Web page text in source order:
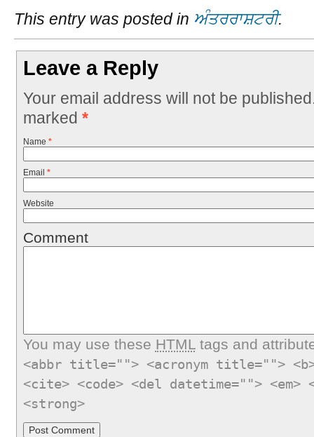
This entry was posted in ਅੰਤਰਰਾਸ਼ਟਰੀ.
Leave a Reply
Your email address will not be
marked *
Name *
Email *
Website
Comment
You may use these HTMLtags and
<abbr title=""> <acronym title="">
<cite> <code> <del datetime="">
<strong>